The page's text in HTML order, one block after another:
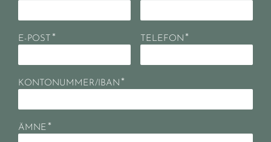
E-POST * TELEFON *
KONTONUMMER/IBAN *
ÄMNE *